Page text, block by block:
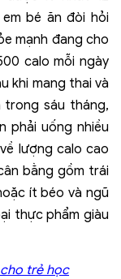
bé ăn đòi hỏi
mạnh đang cho
calo mỗi ngày
khi mang thai và
trong sáu tháng,
phải uống nhiều
lượng calo cao
bằng gồm trái
ít béo và ngũ
thực phẩm giàu
trẻ học